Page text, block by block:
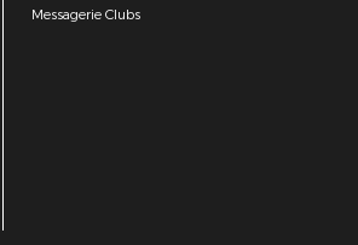
Messagerie Clubs